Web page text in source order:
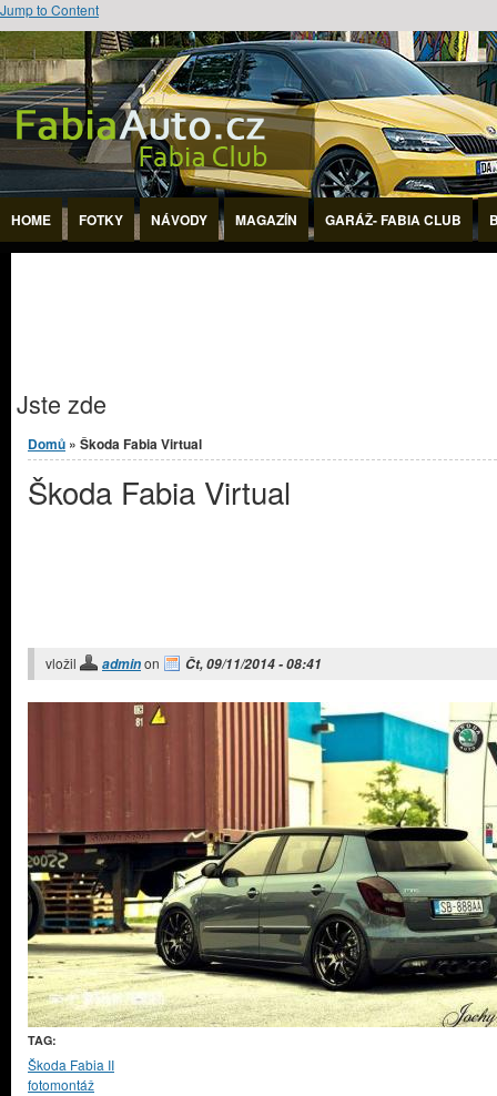
Jump to Content
HOME FOTKY NÁVODY MAGAZÍN GARÁŽ- FABIA CLUB
Jste zde
Domů » Škoda Fabia Virtual
Škoda Fabia Virtual
vložil adminon Čt, 09/11/2014 - 08:41
TAG:
Škoda Fabia II
fotomontáž